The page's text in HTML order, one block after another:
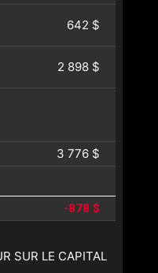
642 $
2 898 $
3 776 $
-878 $
SUR LE CAPITAL